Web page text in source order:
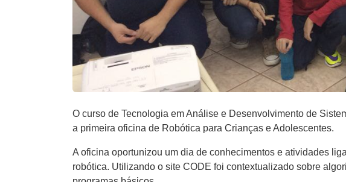
O curso de Tecnologia em Análise e Desenvolvimento de
a primeira oficina de Robótica para Crianças e Adolescentes.
A oficina oportunizou um dia de conhecimentos e atividades
robótica. Utilizando o site CODE foi contextualizado sobre